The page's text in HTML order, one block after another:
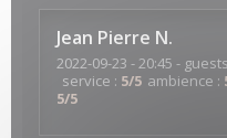
Jean Pierre N
2022-09-23 - 20:45 -
service : 5/5 ambience :
5/5